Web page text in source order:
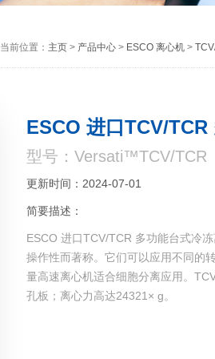
当前位置： 主页> 产品中心> ESCO 离心机>
ESCO 进口TCV/
型号：Versati™TCV/TCR
更新时间：2024-07-01
简要描述：
ESCO 进口TCV/TCR 多功能台式冷
操作性而著称。它们可以应用不同的
量高速离心机适合细胞分离应用。
孔板；离心力高达24321× g。